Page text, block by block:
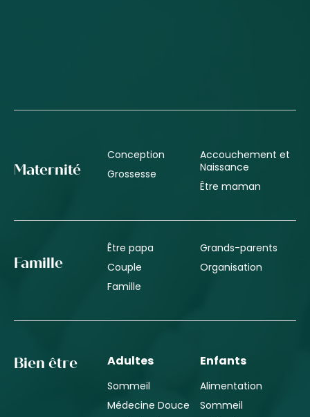
Maternité
Conception
Grossesse
Accouchement et
Naissance
Être maman
Famille
Être papa
Couple
Famille
Grands-parents
Organisation
Bien être Adultes
Sommeil
Médecine Douce
Enfants
Alimentation
Sommeil